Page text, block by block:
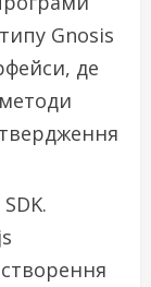
Gnosis
де